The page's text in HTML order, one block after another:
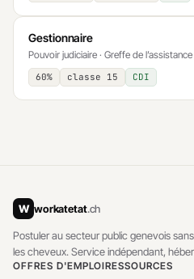
Gestionnaire
Pouvoir judiciaire · Greffe de
60% classe 15 CDI
W workatetat.ch
Postuler au secteur public genevois
les cheveux. Service indépendant,
OFFRES D'EMPLOIRESSOURCES